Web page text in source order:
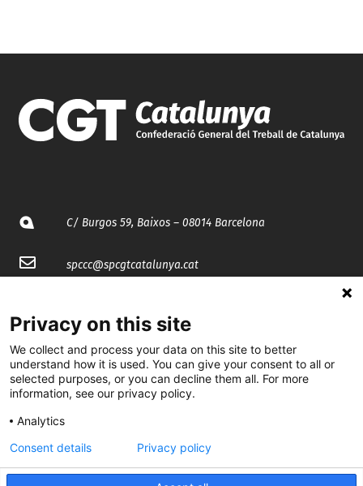
C/ Burgos 59, Baixos – 08014 Barcelona
spccc@spcgtcatalunya.cat
@CGTCatalunya
cgtcatalunya
cgtcatalunya
Privacy on this site
We collect and process your data on this site to better
understand how it is used. You can give your consent to all or
selected purposes, or you can decline them all. For more
information, see our privacy policy.
Analytics
Consent details Privacy policy